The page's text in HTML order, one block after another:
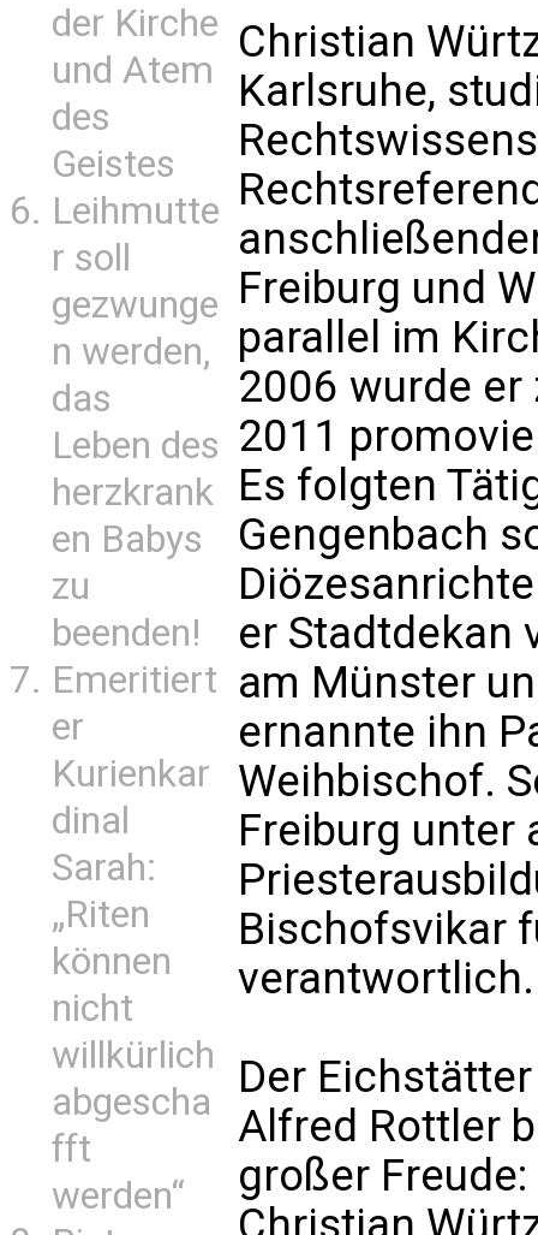
der Kirche
und Atem
des
Geistes
Leihmutte
r soll
gezwunge
n werden,
das
Leben des
herzkrank
en Babys
zu
beenden!
Emeritiert
er
Kurienkar
dinal
Sarah:
„Riten
können
nicht
willkürlich
abgescha
fft
werden“
Christian
Karlsruhe,
Freiburg und
parallel im
2006 wurde
2011
Es folgten
Gengenbach
er Stadtdekan
am Münster
ernannte ihn
Weihbischof.
Freiburg unter
Bischofsvikar
verantwortlich.
Der
Alfred Rottler
großer